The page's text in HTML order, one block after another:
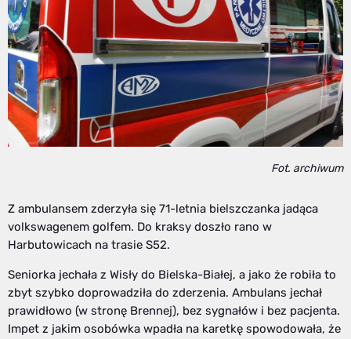
Fot. archiwum
Z ambulansem zderzyła się 71-letnia bielszczanka jadąca
volkswagenem golfem. Do kraksy doszło rano w
Harbutowicach na trasie S52.
Seniorka jechała z Wisły do Bielska-Białej, a jako że robiła to
zbyt szybko doprowadziła do zderzenia. Ambulans jechał
prawidłowo (w stronę Brennej), bez sygnałów i bez pacjenta.
Impet z jakim osobówka wpadła na karetkę spowodowała, że